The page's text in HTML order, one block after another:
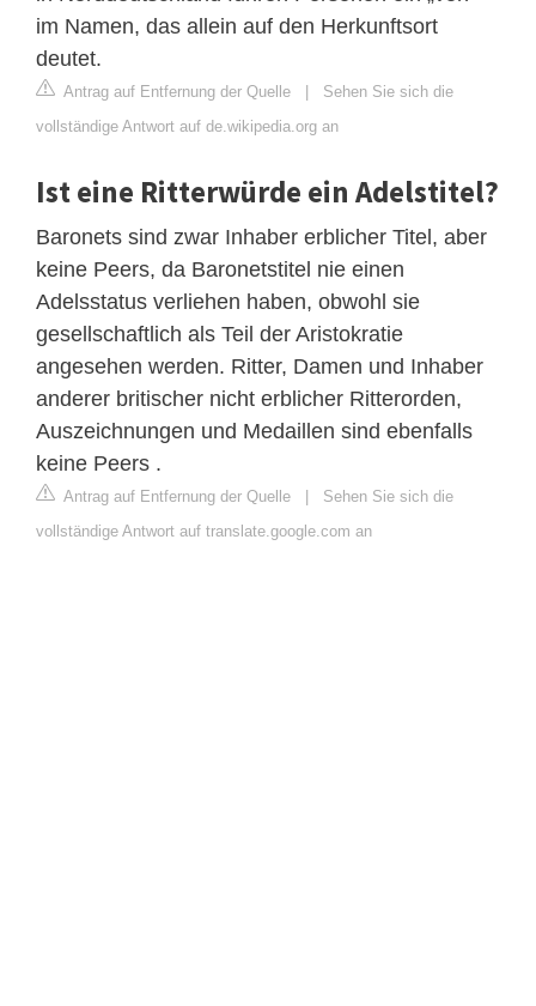
im Namen, das allein auf den Herkunftsort
deutet.
Antrag auf Entfernung der Quelle | Sehen Sie sich die
vollständige Antwort auf de.wikipedia.org an
Ist eine Ritterwürde ein Adelstitel?
Baronets sind zwar Inhaber erblicher Titel, aber
keine Peers, da Baronetstitel nie einen
Adelsstatus verliehen haben, obwohl sie
gesellschaftlich als Teil der Aristokratie
angesehen werden. Ritter, Damen und Inhaber
anderer britischer nicht erblicher Ritterorden,
Auszeichnungen und Medaillen sind ebenfalls
keine Peers .
Antrag auf Entfernung der Quelle | Sehen Sie sich die
vollständige Antwort auf translate.google.com an